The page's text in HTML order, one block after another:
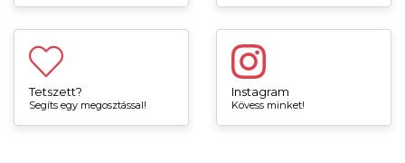
Tetszett?
Segíts egy megosztással!
Instagram
Kövess minket!